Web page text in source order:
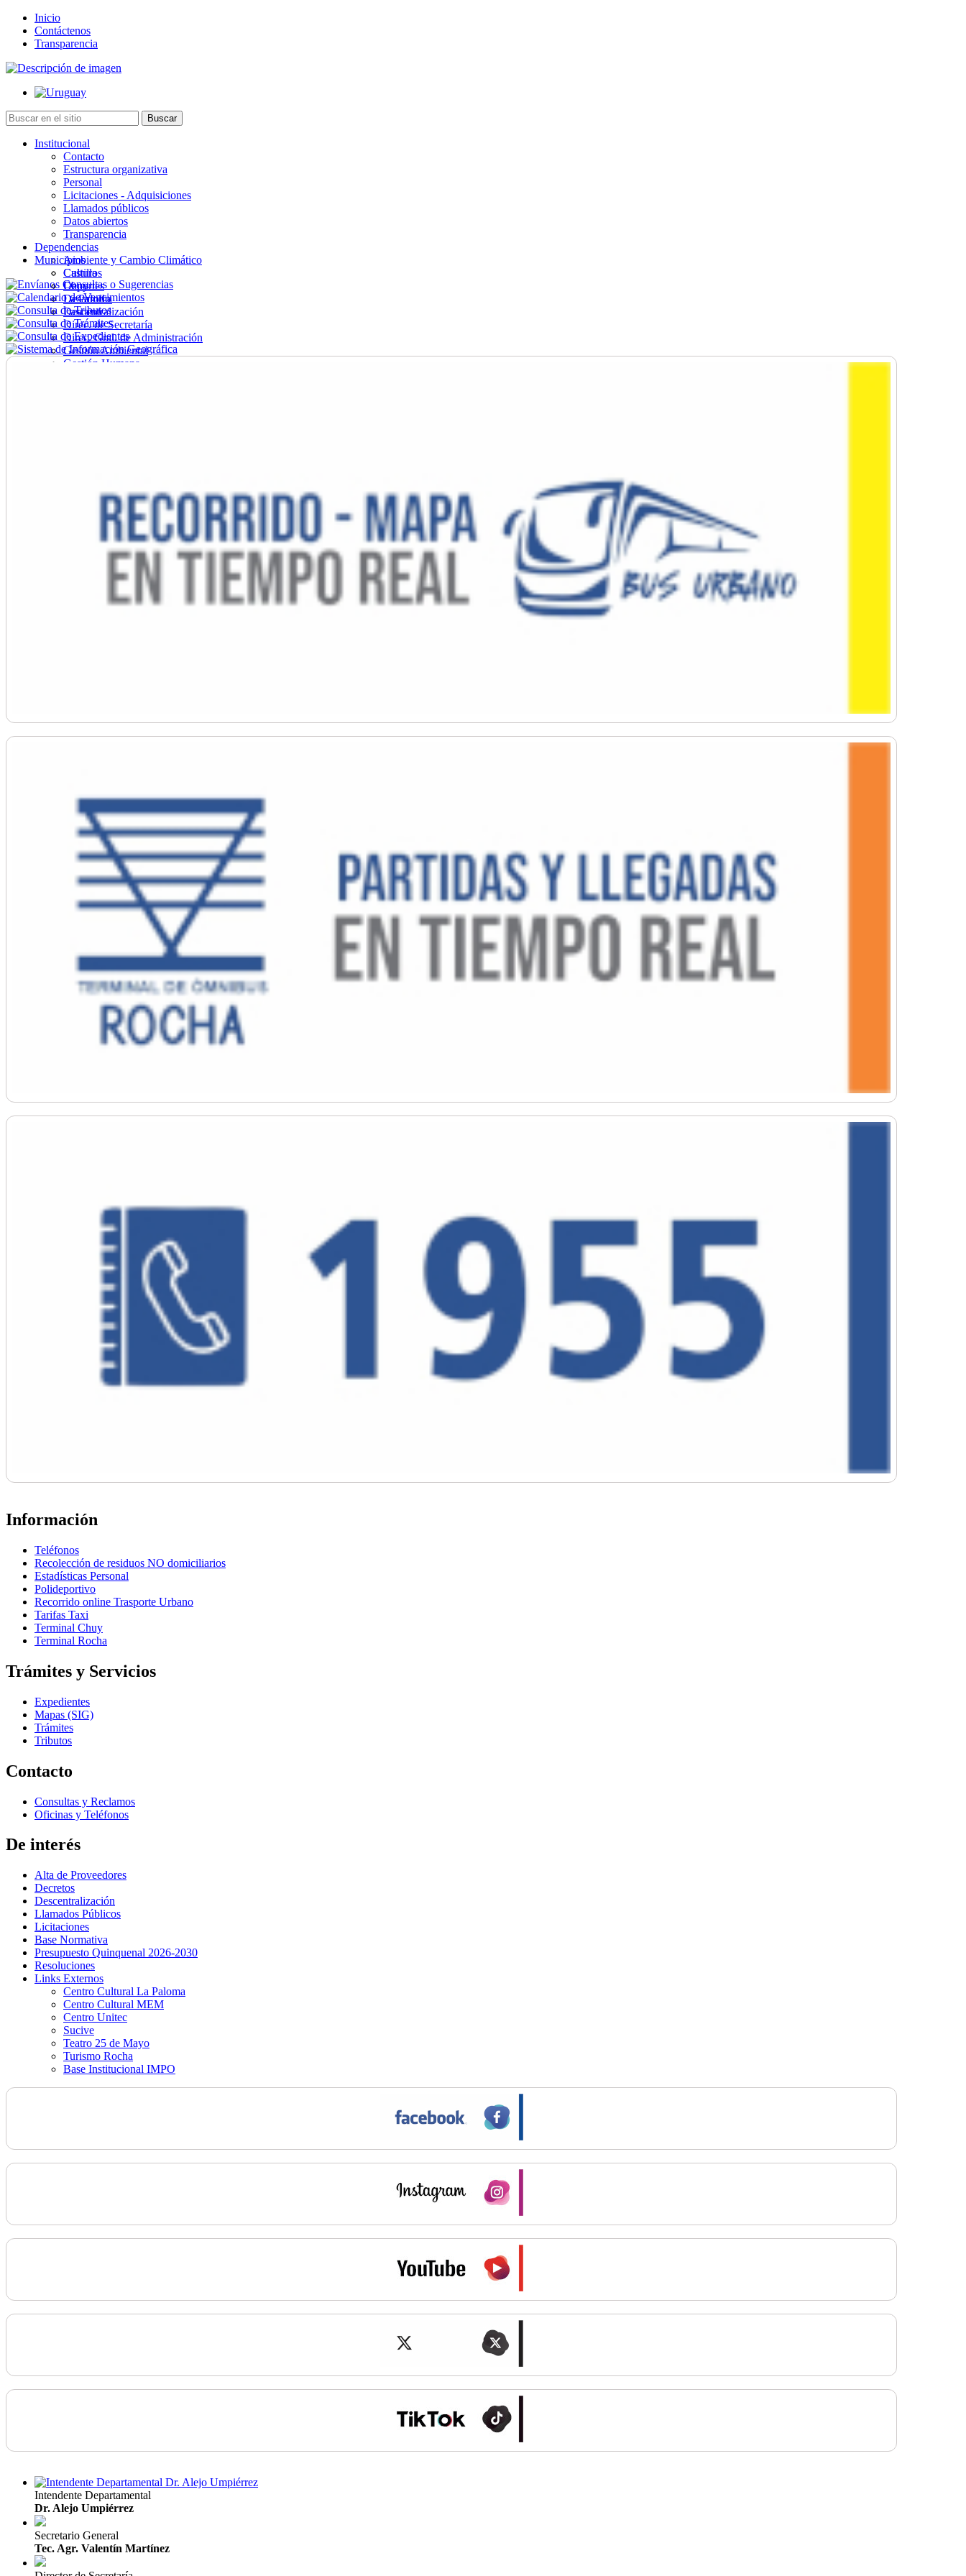
Inicio
Contáctenos
Transparencia
Institucional
Contacto
Estructura organizativa
Personal
Licitaciones - Adquisiciones
Llamados públicos
Datos abiertos
Transparencia
Dependencias
Ambiente y Cambio Climático
Cultura
Deportes
Desarrollo
Descentralización
Direc. de Secretaría
Direc. Gral. de Administración
Gestión Ambiental
Gestión Humana
Municipios
Castillos
Chuy
La Paloma
Lascano
Información
Teléfonos
Recolección de residuos NO domiciliarios
Estadísticas Personal
Polideportivo
Recorrido online Trasporte Urbano
Tarifas Taxi
Terminal Chuy
Terminal Rocha
Trámites y Servicios
Expedientes
Mapas (SIG)
Trámites
Tributos
Contacto
Consultas y Reclamos
Oficinas y Teléfonos
De interés
Alta de Proveedores
Decretos
Descentralización
Llamados Públicos
Licitaciones
Base Normativa
Presupuesto Quinquenal 2026-2030
Resoluciones
Links Externos
Centro Cultural La Paloma
Centro Cultural MEM
Centro Unitec
Sucive
Teatro 25 de Mayo
Turismo Rocha
Base Institucional IMPO
Intendente Departamental
Dr. Alejo Umpiérrez
Secretario General
Tec. Agr. Valentín Martínez